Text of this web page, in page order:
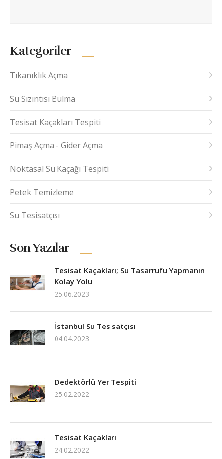
Kategoriler
Tıkanıklık Açma
Su Sızıntısı Bulma
Tesisat Kaçakları Tespiti
Pimaş Açma - Gider Açma
Noktasal Su Kaçağı Tespiti
Petek Temizleme
Su Tesisatçısı
Son Yazılar
Tesisat Kaçakları; Su Tasarrufu Yapmanın
Kolay Yolu
25.06.2023
İstanbul Su Tesisatçısı
04.04.2023
Dedektörlü Yer Tespiti
25.02.2022
Tesisat Kaçakları
24.02.2022